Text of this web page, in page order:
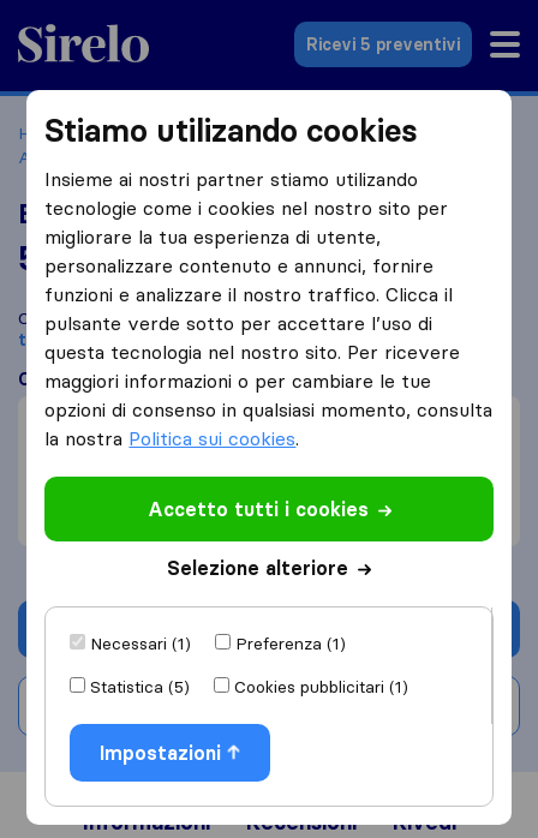
Sirelo.it
Ricevi 5 preventivi
Home
Le 10 migliori aziende di traslochi in Italia
Altopascio
EMB Traslochi e Servizi
5,9 basato su
recensioni di Sirelo e Google
i
Confronta EMB Traslochi e Servizi con altreaziende di
traslochi
Cosa dicono i clienti
Trasloco veloce (4)
Professionalità (2)
Risarcimento dei danni (2)
Chiedi preventivo
Informazioni Recensioni Rivedi
Stiamo utilizando cookies
Insieme ai nostri partner stiamo utilizando
tecnologie come i cookies nel nostro sito per
migliorare la tua esperienza di utente,
personalizzare contenuto e annunci, fornire
funzioni e analizzare il nostro traffico. Clicca il
pulsante verde sotto per accettare l’uso di
questa tecnologia nel nostro sito. Per ricevere
maggiori informazioni o per cambiare le tue
opzioni di consenso in qualsiasi momento, consulta
la nostra Politica sui cookies.
Accetto tutti i cookies
Selezione alteriore
Necessari (1)
Preferenza (1)
Statistica (5)
Cookies pubblicitari (1)
Impostazioni